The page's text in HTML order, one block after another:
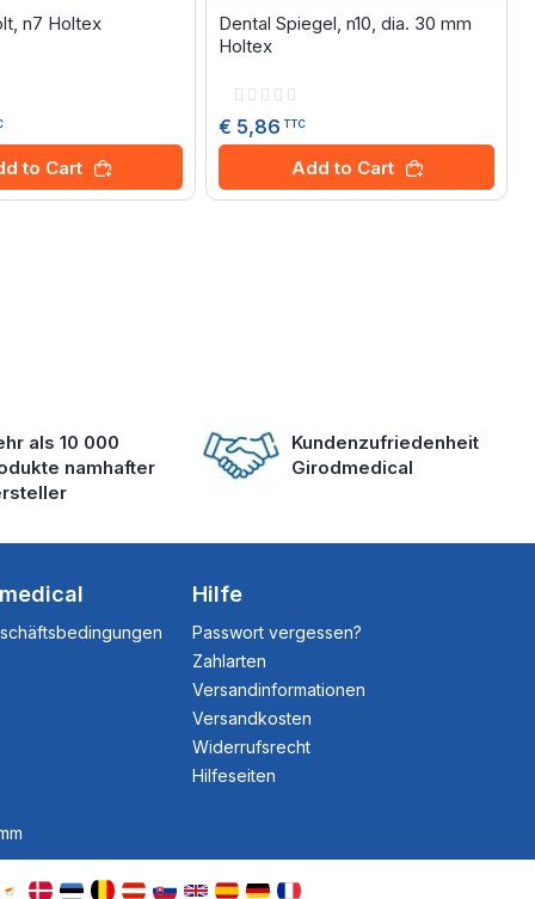
n7 Holtex
to Cart
Dental Spiegel, n10, dia. 30 mm
Holtex
Rating:
€ 5,86 TTC
Add to Cart
als 10 000
namhafter
Kundenzufriedenheit
Girodmedical
Hilfe
Passwort vergessen?
Zahlarten
Versandinformationen
Versandkosten
Widerrufsrecht
Hilfeseiten